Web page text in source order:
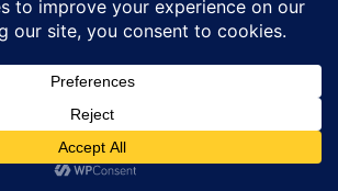
En la acera de enfrente, el Deportivo
club como marca comercial, impulsada
morado, don Fabio Garnier